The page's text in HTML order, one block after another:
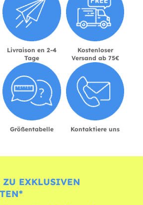
Livraison en 2-4
Tage
Kostenloser
Versand ab 75€
Größentabelle Kontaktiere uns
ZU EXKLUSIVEN